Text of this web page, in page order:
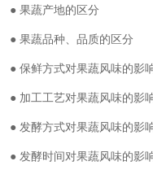
● 果蔬产地的区分
● 果蔬品种、品质的区分
● 保鲜方式对果蔬风味的影
● 加工工艺对果蔬风味的影
● 发酵方式对果蔬风味的影
● 发酵时间对果蔬风味的影